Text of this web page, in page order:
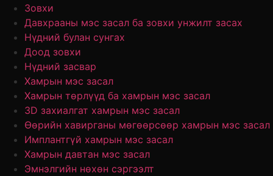
Зовхи
Давхрааны мэс засал ба зовхи унжилт засах
Нүдний булан сунгах
Доод зовхи
Нүдний засвар
Хамрын мэс засал
Хамрын төрлүүд ба хамрын мэс засал
3D захиалгат хамрын мэс засал
Өөрийн хавирганы мөгөөрсөөр хамрын мэс засал
Имплантгүй хамрын мэс засал
Хамрын давтан мэс засал
Эмнэлгийн нөхөн сэргээлт